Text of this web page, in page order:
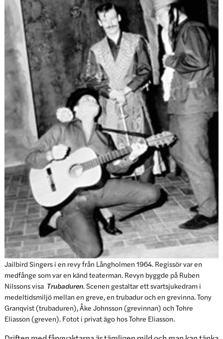
Jailbird Singers i en revy från Långholmen 1964. Regissör var en
medfånge som var en känd teaterman. Revyn byggde på Ruben
Nilssons visa Trubaduren. Scenen gestaltar ett svartsjukedram i
medeltidsmiljö mellan en greve, en trubadur och en grevinna. Tony
Granqvist (trubaduren), Åke Johnsson (grevinnan) och Tohre
Eliasson (greven). Fotot i privat ägo hos Tohre Eliasson.